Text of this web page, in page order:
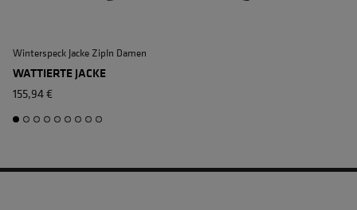
Winterspeck Jacke ZipIn Damen
WATTIERTE JACKE
155,94 €